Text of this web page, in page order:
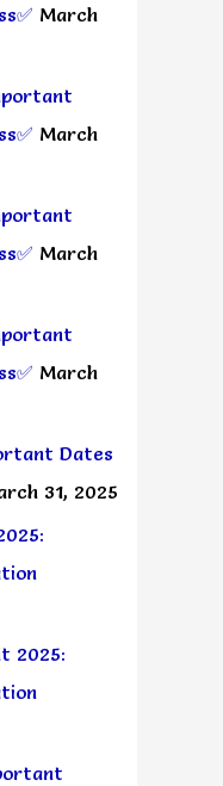
March
March
March
March
Dates
31, 2025
2025: